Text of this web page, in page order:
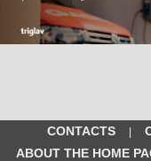
CONTACTS |
ABOUT THE HOME